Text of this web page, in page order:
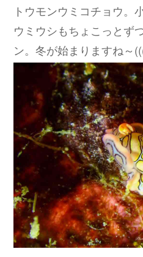
トウモンウミコチョウ。
ウミウシもちょこっとず
ン。冬が始まりますね～